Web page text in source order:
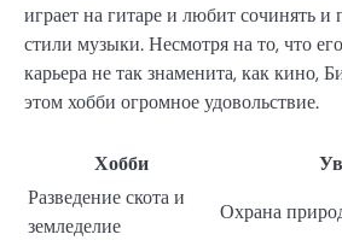
играет на гитаре и любит сочинять и
стили музыки. Несмотря на то, что
карьера не так знаменита, как кино,
этом хобби огромное удовольствие.
Хобби
Разведение скота и
земледелие
Охрана